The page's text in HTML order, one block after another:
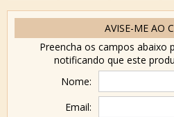
AVISE-ME AO
Preencha os campos abaixo
notificando que este
Nome:
Email: